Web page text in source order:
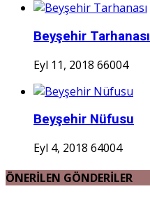
Beyşehir Tarhanası
Eyl 11, 2018 66004
Beyşehir Nüfusu
Eyl 4, 2018 64004
ÖNERİLEN GÖNDERİLER